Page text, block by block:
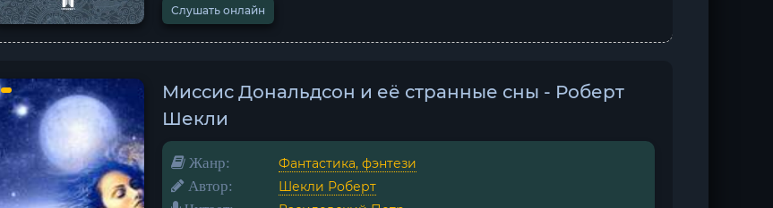
Слушать онлайн
Миссис Дональдсон и её странные сны - Роберт
Шекли
Жанр: Фантастика, фэнтези
Автор: Шекли Роберт